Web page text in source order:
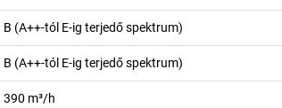
B (A++-tól E-ig terjedő spektrum)
B (A++-tól E-ig terjedő spektrum)
390 m³/h